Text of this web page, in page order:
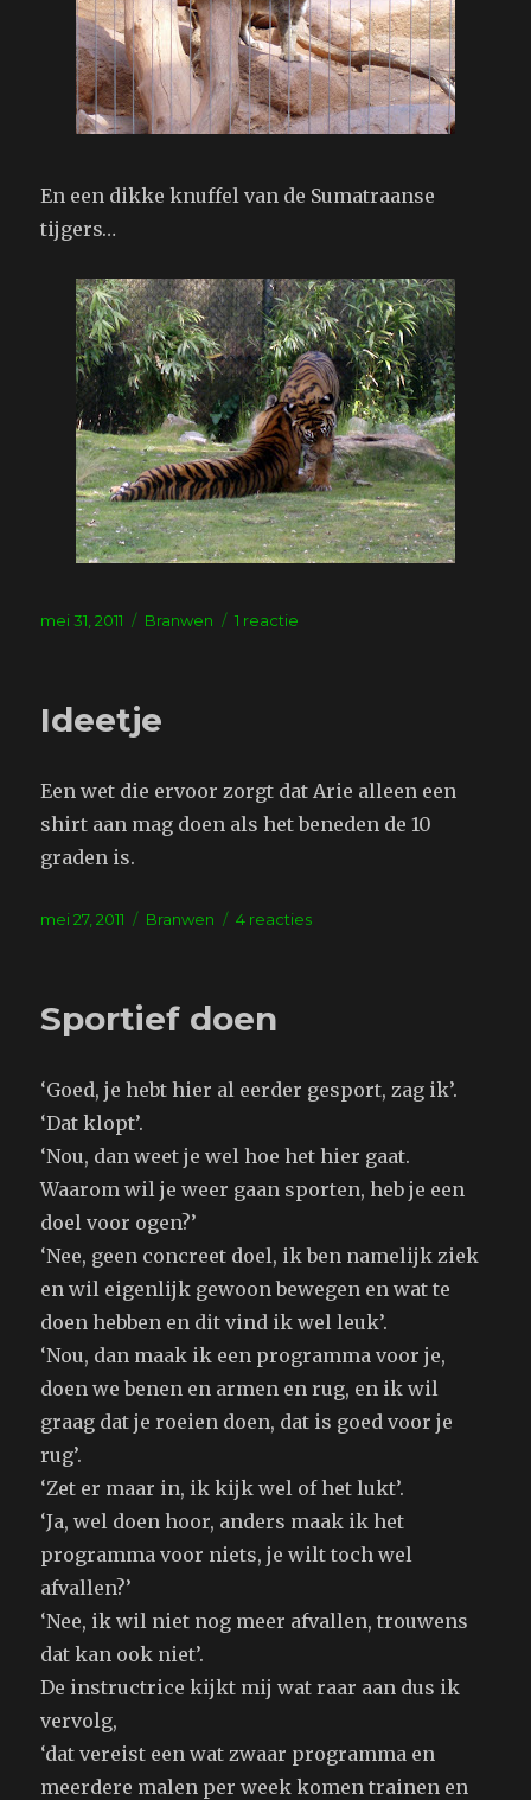
En een dikke knuffel van de Sumatraanse
tijgers…
Geplaatst
mei 31, 2011 Tags
Branwen 1 reactie
Ideetje
Een wet die ervoor zorgt dat Arie alleen een
shirt aan mag doen als het beneden de 10
graden is.
Geplaatst
mei 27, 2011 Tags
Branwen 4 reactiesop
Sportief doen
‘Goed, je hebt hier al eerder gesport, zag ik’.
‘Dat klopt’.
‘Nou, dan weet je wel hoe het hier gaat.
Waarom wil je weer gaan sporten, heb je een
doel voor ogen?’
‘Nee, geen concreet doel, ik ben namelijk ziek
en wil eigenlijk gewoon bewegen en wat te
doen hebben en dit vind ik wel leuk’.
‘Nou, dan maak ik een programma voor je,
doen we benen en armen en rug, en ik wil
graag dat je roeien doen, dat is goed voor je
rug’.
‘Zet er maar in, ik kijk wel of het lukt’.
‘Ja, wel doen hoor, anders maak ik het
programma voor niets, je wilt toch wel
afvallen?’
‘Nee, ik wil niet nog meer afvallen, trouwens
dat kan ook niet’.
De instructrice kijkt mij wat raar aan dus ik
vervolg,
‘dat vereist een wat zwaar programma en
meerdere malen per week komen trainen en